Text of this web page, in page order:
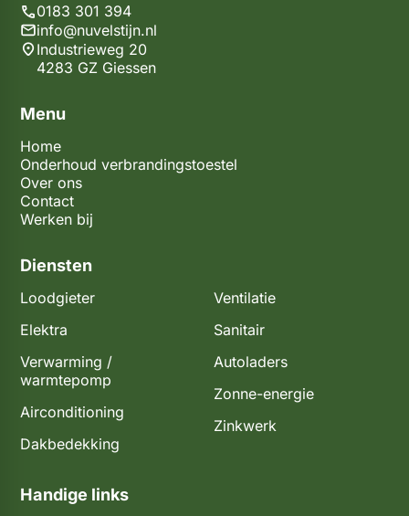
Menu
Home
Onderhoud verbrandingstoestel
Over ons
Contact
Werken bij
Diensten
Loodgieter
Elektra
Verwarming /
warmtepomp
Airconditioning
Dakbedekking
Ventilatie
Sanitair
Autoladers
Zonne-energie
Zinkwerk
Handige links
0183 301 394
info@nuvelstijn.nl
Industrieweg 20
4283 GZ Giessen